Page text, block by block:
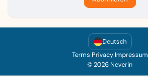
Deutsch
Terms|Privacy|Impressum
© 2026 Neverin